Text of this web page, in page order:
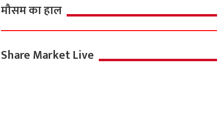
मौसम का हाल
Share Market Live